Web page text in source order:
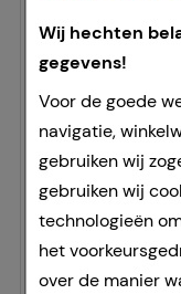
Wij hechten
gegevens!
Voor de goede
navigatie,
gebruiken wij
gebruiken wij
technologieën
het
over de manier
Address*
E-mail*
Phone